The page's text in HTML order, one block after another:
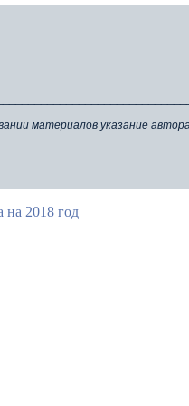
материалов указание
на 2018 год